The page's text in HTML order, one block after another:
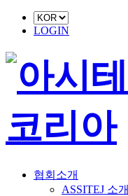
LOGIN
협회소개
ASSITEJ 소개